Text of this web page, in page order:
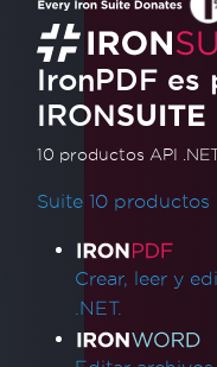
IronPDF es
IRONSUITE
10 productos API
Suite 10 productos
Enlaces de
Crear, leer y
.NET.